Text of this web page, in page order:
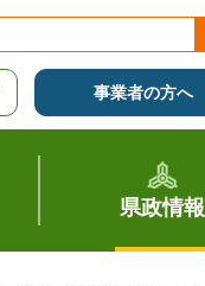
事業者の方へ
県政情報